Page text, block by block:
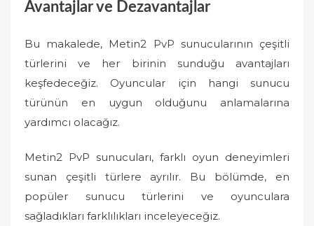
Avantajlar ve Dezavantajlar
Bu makalede, Metin2 PvP sunucularının çeşitli
türlerini ve her birinin sunduğu avantajları
keşfedeceğiz. Oyuncular için hangi sunucu
türünün en uygun olduğunu anlamalarına
yardımcı olacağız.
Metin2 PvP sunucuları, farklı oyun deneyimleri
sunan çeşitli türlere ayrılır. Bu bölümde, en
popüler sunucu türlerini ve oyunculara
sağladıkları farklılıkları inceleyeceğiz.